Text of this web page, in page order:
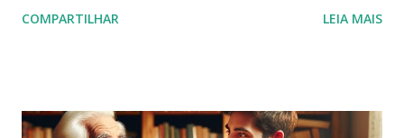
COMPARTILHAR LEIA MAIS